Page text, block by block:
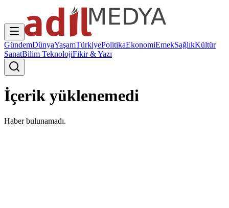
GündemDünyaYaşamTürkiyePolitikaEkonomiEmekSağlıkKültür
SanatBilim TeknolojiFikir & Yazı
İçerik yüklenemedi
Haber bulunamadı.